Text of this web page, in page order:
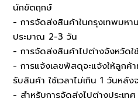
นักขัตฤกษ์
- การจัดส่งสินค้าในกรุงเทพมหา
ประมาณ 2-3 วัน
- การจัดส่งสินค้าไปต่างจังหวัดใ
- การแจ้งเลขพัสดุจะแจ้งให้ลูกค้
รับสินค้า ใช้เวลาไม่เกิน 1 วันหลัง
- สำหรับการจัดส่งไปต่างประเ